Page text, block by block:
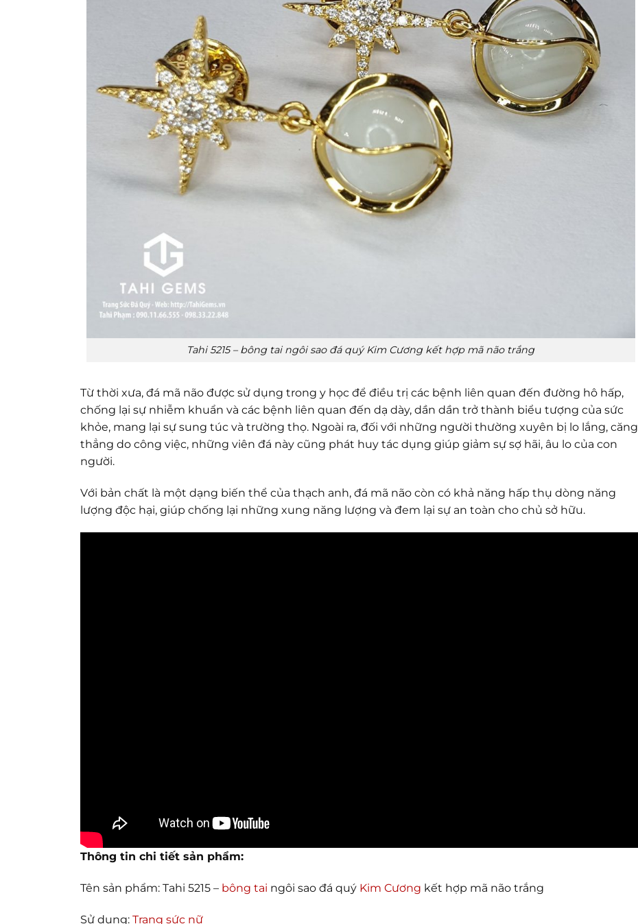
Tahi 5215 – bông tai ngôi sao đá quý Kim Cương kết hợp mã não trắng
Từ thời xưa, đá mã não được sử dụng trong y học để điều trị các bệnh liên quan đến đường hô hấp,
chống lại sự nhiễm khuẩn và các bệnh liên quan đến dạ dày, dần dần trở thành biểu tượng của sức
khỏe, mang lại sự sung túc và trường thọ. Ngoài ra, đối với những người thường xuyên bị lo lắng, căng
thẳng do công việc, những viên đá này cũng phát huy tác dụng giúp giảm sự sợ hãi, âu lo của con
người.
Với bản chất là một dạng biến thể của thạch anh, đá mã não còn có khả năng hấp thụ dòng năng
lượng độc hại, giúp chống lại những xung năng lượng và đem lại sự an toàn cho chủ sở hữu.
Thông tin chi tiết sản phẩm:
Tên sản phẩm: Tahi 5215 – bông tai ngôi sao đá quý Kim Cương kết hợp mã não trắng
Sử dụng: Trang sức nữ